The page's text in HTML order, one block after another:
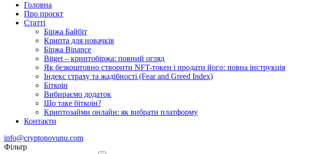
Головна
Про проєкт
Статті
Біржа Байбіт
Крипта для новачків
Біржа Binance
Bitget – криптобіржа: повний огляд
Як безкоштовно створити NFT-токен і продати його: повна інструкція
Індекс страху та жадібності (Fear and Greed Index)
Біткоін
Вибираємо додаток
Що таке біткоін?
Криптозайми онлайн: як вибрати платформу
Контакти
info@cryptonovunu.com
Фiльтр